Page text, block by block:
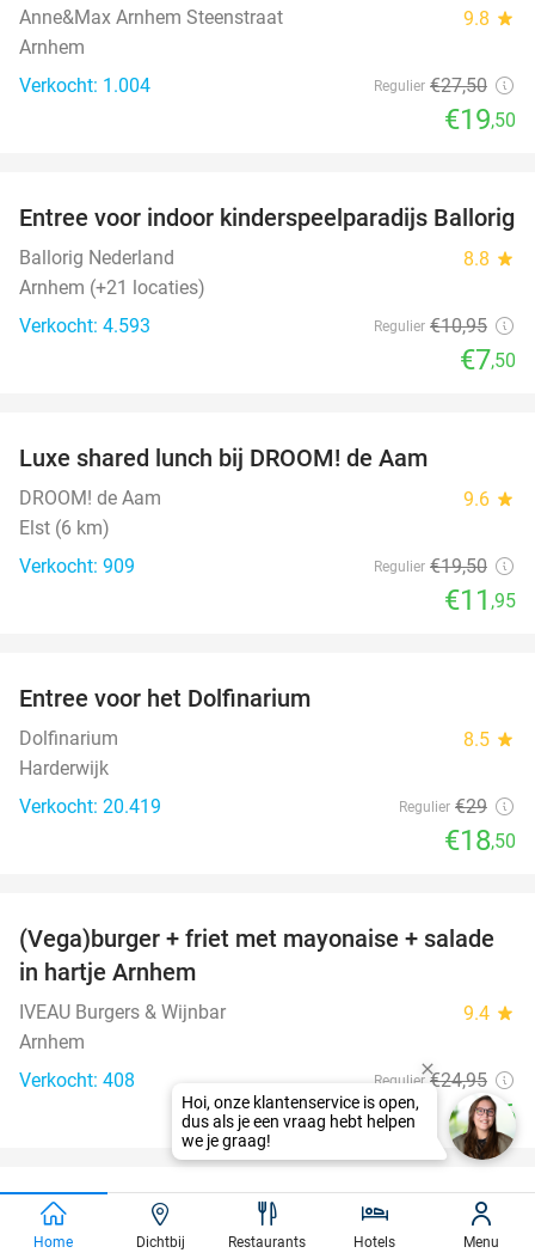
Anne&Max Arnhem Steenstraat 9.8 star
Arnhem
Verkocht: 1.004
Regulier €27,50
€19,50
32%
Entree voor indoor kinderspeelparadijs Ballorig
Ballorig Nederland 8.8 star
Arnhem (+21 locaties)
Verkocht: 4.593
Regulier €10,95
€7,50
Luxe shared lunch bij DROOM! de Aam
DROOM! de Aam 9.6 star
Elst (6 km)
Verkocht: 909
Regulier €19,50
€11 ,95
Entree voor het Dolfinarium
Dolfinarium 8.5 star
Harderwijk
Verkocht: 20.419
Regulier €29
€18,50
36%
(Vega)burger + friet met mayonaise + salade
in hartje Arnhem
IVEAU Burgers & Wijnbar 9.4 star
Arnhem
Verkocht: 408
Regulier €24,95
€16
42%
favorite_border
2-gangen keuzediner bij Stan Arnhem
Stan Arnhem 9.7star
Home Dichtbij Restaurants Hotels Menu